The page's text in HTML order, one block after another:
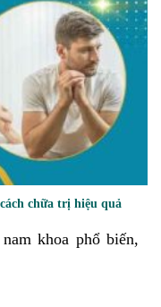
chữa trị hiệu quả
khoa phổ biến,